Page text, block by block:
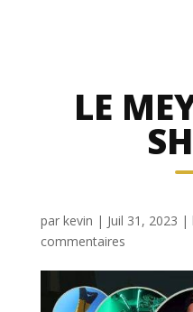
LE
par kevin | Juil 31, 2023 |
commentaires